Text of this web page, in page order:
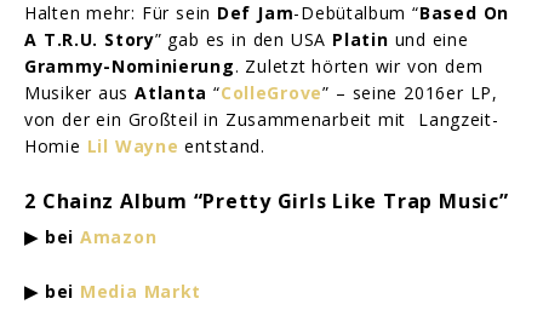
Halten mehr: Für sein Def Jam-Debütalbum “Based On
A T.R.U. Story” gab es in den USA Platin und eine
Grammy-Nominierung. Zuletzt hörten wir von dem
Musiker aus Atlanta“ColleGrove” – seine 2016er LP,
von der ein Großteil in Zusammenarbeit mit Langzeit-
Homie Lil Wayne entstand.
2 Chainz Album “Pretty Girls Like Trap Music”
▶ beiAmazon
▶ bei Media Markt